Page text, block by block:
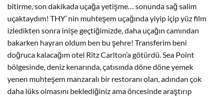
bitirme, son dakikada uçağa yetişme… sonunda sağ salim
uçaktaydım! THY’ nin muhteşem uçağında yiyip içip yüz film
izledikten sonra inişe geçtiğimizde, daha uçağın camından
bakarken hayran oldum ben bu şehre! Transferim beni
doğruca kalacağım otel Ritz Carlton’a götürdü. Sea Point
bölgesinde, deniz kenarında, çatısında döne döne yemek
yenen muhteşem manzaralı bir restoranı olan, adından çok
daha lüks olmasını beklediğiniz ama öncesinde araştırıp